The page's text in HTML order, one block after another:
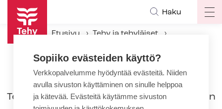
Hyppää
pääsisältöön
Haku
Etusivu
Tehy ja tehyläiset
Kansainvälinen Tehy
Tehyn kansainvälinen toiminta on osa liiton
Sopiiko evästeiden käyttö?
Verkkopalvelumme hyödyntää evästeitä. Niiden
avulla sivuston käyttäminen on sinulle helppoa
ja kätevää. Evästeitä käytämme sivuston